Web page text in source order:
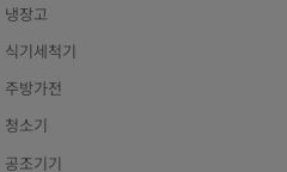
냉장고
식기세척기
주방가전
청소기
공조기기